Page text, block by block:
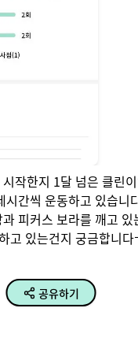
작한지 1달 넘은 클린
시간씩 운동하고 있습니
피커스 보라를 깨고 있
고 있는건지 궁금합니다
공유하기